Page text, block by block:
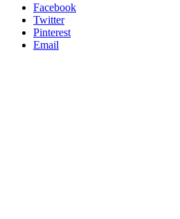
Facebook
Twitter
Pinterest
Email